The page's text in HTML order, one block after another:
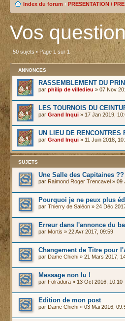
Index du forum ‹ PRESENTATION /
Vos
50 sujets • Page 1 sur 1
ANNONCES
RASSEMBLEMENT DU
par philip de villedieu » 07 Nov
LES TOURNOIS DU
par Grand Inqui » 17 Jan 2019,
UN LIEU DE RENCONTRES
par Grand Inqui » 11 Juin 2018,
SUJETS
Une Salle des Capitaines ??
par Raimond Roger Trencavel » 09
Pourquoi je ne peux plus
par Thierry de Saléon » 24 Déc
Erreur dans l'annonce du
par Mortis » 22 Avr 2017, 09:59
Changement de Titre pour
par Dame Chichi » 21 Mars 2017,
Message non lu !
par Folradura » 13 Oct 2016, 10:10
Edition de mon post
par Dame Chichi » 03 Mai 2016,